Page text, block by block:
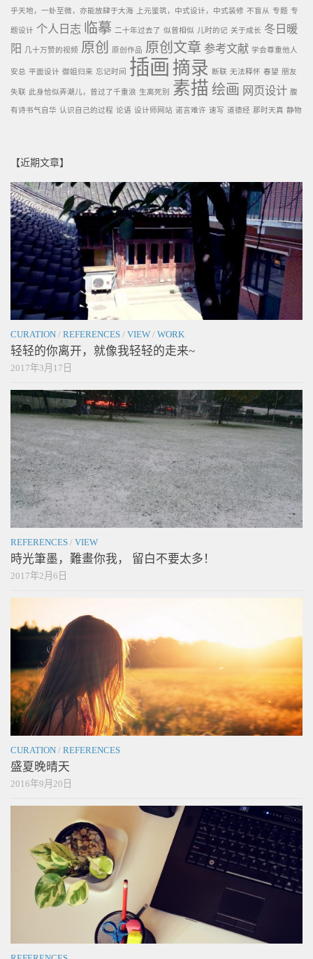
乎天地，一虲至微，亦能放肆于大海 上元鉴筑，中式设计，中式装修 不盲从 专题 专
题设计 个人日志 临摹 二十年过去了 似曾相似 儿时的记 关于成长 冬日暖
阳
几十万赞的视频 原创 原创作品 原创文章 参考文献 学会尊重他人
安总 平面设计 御姐归来 忘记时间 插画 摘录 断联 无法释怀 春望 朋友
失联 此身恰似弄潮儿，曾过了千重浪 生离死别 素描 绘画 网页设计 腹
有诗书气自华 认识自己的过程 论语 设计师网站 诺言难许 速写 道德经 那时天真 静物
【近期文章】
CURATION / REFERENCES / VIEW / WORK
轻轻的你离开，就像我轻轻的走来~
2017年3月17日
REFERENCES / VIEW
時光筆墨，難畫你我， 留白不要太多！
2017年2月6日
CURATION / REFERENCES
盛夏晚晴天
2016年9月20日